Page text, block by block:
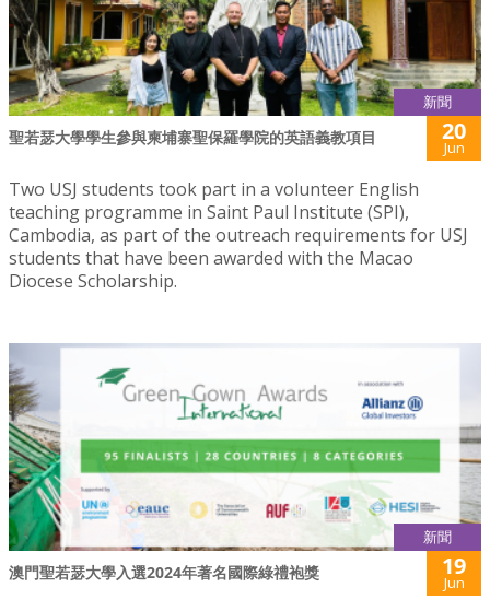
新聞
聖若瑟大學學生參與柬埔寨聖保羅學院的英語義教項目 20
Jun
Two USJ students took part in a volunteer English
teaching programme in Saint Paul Institute (SPI),
Cambodia, as part of the outreach requirements for USJ
students that have been awarded with the Macao
Diocese Scholarship.
新聞
澳門聖若瑟大學入選2024年著名國際綠禮袍獎 19
Jun